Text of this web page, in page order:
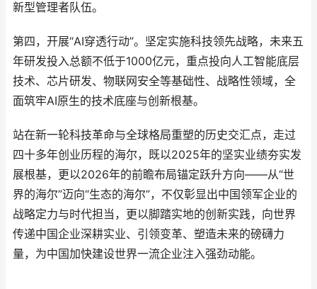
新型管理者队伍。
第四，开展“AI穿透行动”。坚定实施科技领先战略，未来五
年研发投入总额不低于1000亿元，重点投向人工智能底层
技术、芯片研发、物联网安全等基础性、战略性领域，全
面筑牢AI原生的技术底座与创新根基。
站在新一轮科技革命与全球格局重塑的历史交汇点，走过
四十多年创业历程的海尔，既以2025年的坚实业绩夯实发
展根基，更以2026年的前瞻布局锚定跃升方向——从“世
界的海尔”迈向“生态的海尔”，不仅彰显出中国领军企业的
战略定力与时代担当，更以脚踏实地的创新实践，向世界
传递中国企业深耕实业、引领变革、塑造未来的磅礴力
量，为中国加快建设世界一流企业注入强劲动能。